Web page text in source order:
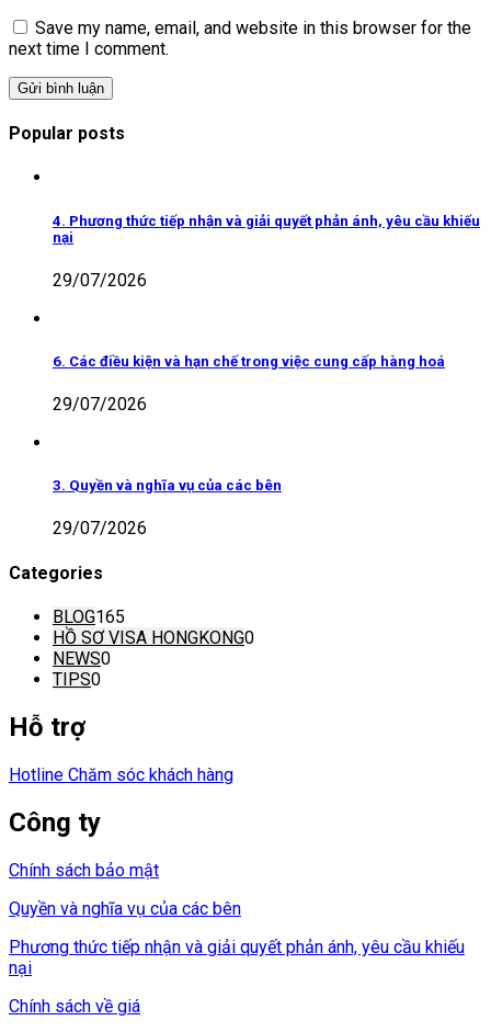
Save my name, email, and website in this browser for the
next time I comment.
Popular posts
4. Phương thức tiếp nhận và giải quyết phản ánh, yêu cầu khiếu
nại
29/07/2026
6. Các điều kiện và hạn chế trong việc cung cấp hàng hoá
29/07/2026
3. Quyền và nghĩa vụ của các bên
29/07/2026
Categories
BLOG165
HỒ SƠ VISA HONGKONG0
NEWS0
TIPS0
Hỗ trợ
Hotline Chăm sóc khách hàng
Công ty
Chính sách bảo mật
Quyền và nghĩa vụ của các bên
Phương thức tiếp nhận và giải quyết phản ánh, yêu cầu khiếu
nại
Chính sách về giá